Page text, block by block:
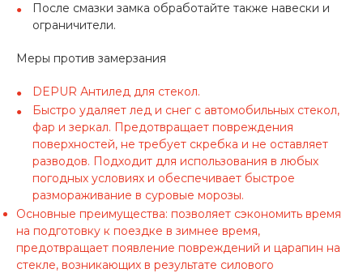
После смазки замка обработайте также навески и
ограничители.
Меры против замерзания
DEPUR Антилед для стекол.
Быстро удаляет лед и снег с автомобильных стекол,
фар и зеркал. Предотвращает повреждения
поверхностей, не требует скребка и не оставляет
разводов. Подходит для использования в любых
погодных условиях и обеспечивает быстрое
размораживание в суровые морозы.
Основные преимущества: позволяет сэкономить время
на подготовку к поездке в зимнее время,
предотвращает появление повреждений и царапин на
стекле, возникающих в результате силового